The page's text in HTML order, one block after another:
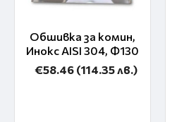
Обшивка за комин,
Инокс AISI 304, Ф130
€58.46 (114.35 лв.)